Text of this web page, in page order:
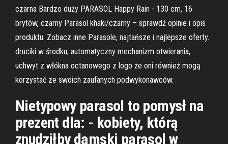
czarna Bardzo duży PARASOL Happy Rain - 130 cm, 16
brytów, czarny Parasol khaki/czarny – sprawdź opinie i opis
produktu. Zobacz inne Parasole, najtańsze i najlepsze oferty.
druciki w środku, automatyczny mechanizm otwierania,
uchwyt z włókna octanowego z logo że oni również mogą
korzystać ze swoich zaufanych podwykonawców.
Nietypowy parasol to pomysł na
prezent dla: - kobiety, którą
znudziłby damski parasol w